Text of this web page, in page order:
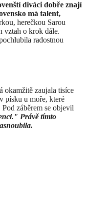
diváci dobře znají
má talent,
herečkou Sarou
vztah o krok dále.
radostnou
okamžitě zaujala tisíce
písku u moře, které
záběrem se objevil
Právě tímto